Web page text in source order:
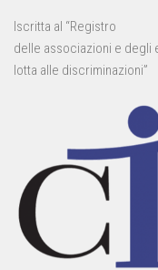
Iscritta al “Registro
delle associazioni e degli
lotta alle discriminazioni”